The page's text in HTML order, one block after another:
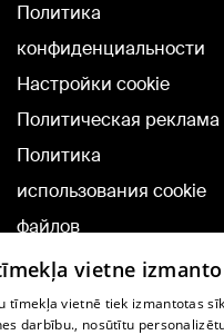
Политика
конфиденциальности
Настройки cookie
Политическая реклама
Политика
использования cookie
файлов
Добавление
комментариев
vietne
tīmekļa vietnē tiek izmantotas
darbību., nosūtītu